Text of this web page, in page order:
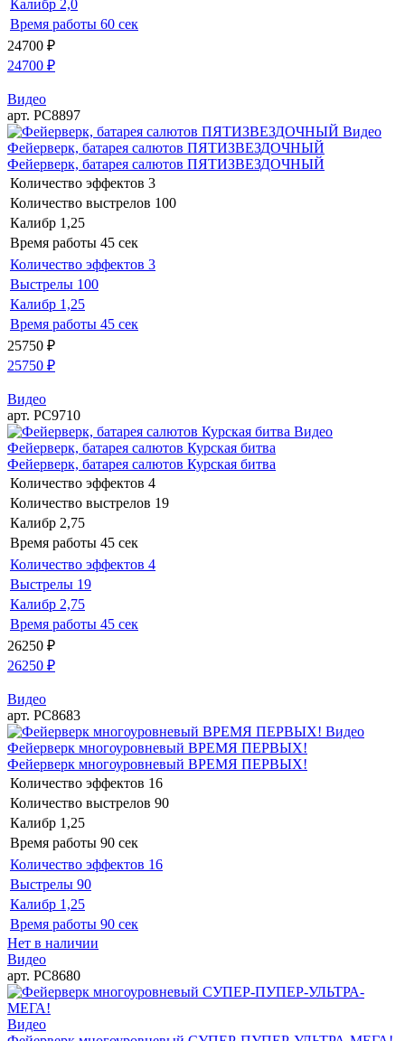
Калибр 2,0
Время работы 60 сек
24700 ₽
24700 ₽
Видео
арт. РС8897
Видео
Фейерверк, батарея салютов ПЯТИЗВЕЗДОЧНЫЙ
Фейерверк, батарея салютов ПЯТИЗВЕЗДОЧНЫЙ
Количество эффектов 3
Количество выстрелов 100
Калибр 1,25
Время работы 45 сек
Количество эффектов 3
Выстрелы 100
Калибр 1,25
Время работы 45 сек
25750 ₽
25750 ₽
Видео
арт. РС9710
Видео
Фейерверк, батарея салютов Курская битва
Фейерверк, батарея салютов Курская битва
Количество эффектов 4
Количество выстрелов 19
Калибр 2,75
Время работы 45 сек
Количество эффектов 4
Выстрелы 19
Калибр 2,75
Время работы 45 сек
26250 ₽
26250 ₽
Видео
арт. РС8683
Видео
Фейерверк многоуровневый ВРЕМЯ ПЕРВЫХ!
Фейерверк многоуровневый ВРЕМЯ ПЕРВЫХ!
Количество эффектов 16
Количество выстрелов 90
Калибр 1,25
Время работы 90 сек
Количество эффектов 16
Выстрелы 90
Калибр 1,25
Время работы 90 сек
Нет в наличии
Видео
арт. РС8680
Видео